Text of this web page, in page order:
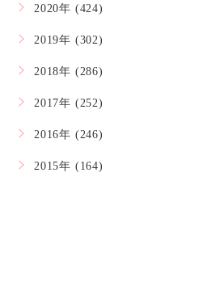
2020年 (424)
2019年 (302)
2018年 (286)
2017年 (252)
2016年 (246)
2015年 (164)